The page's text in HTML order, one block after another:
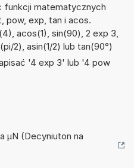
funkcji matematycznych
pow, exp, tan i acos.
acos(1), sin(90), 2 exp 3,
2), asin(1/2) lub tan(90°)
'4 exp 3' lub '4 pow
µN (Decyniuton na